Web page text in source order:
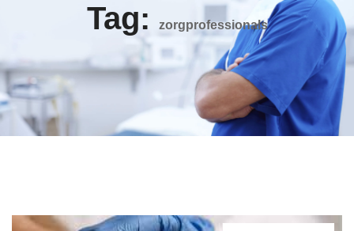
Tag: zorgprofessionals